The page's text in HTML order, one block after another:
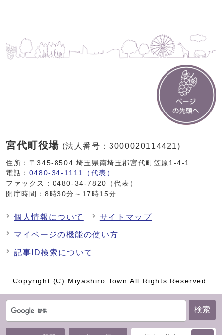
検索
宮代町役場 (法人番号：3000020114421)
住所：〒345-8504 埼玉県南埼玉郡宮代町笠原1-4-1
電話： 0480-34-1111（代表）
ファックス：0480-34-7820（代表）
開庁時間：8時30分～17時15分
個人情報について サイトマップ
マイページの機能の使い方
記事ID検索について
Copyright (C) Miyashiro Town All Rights Reserved.